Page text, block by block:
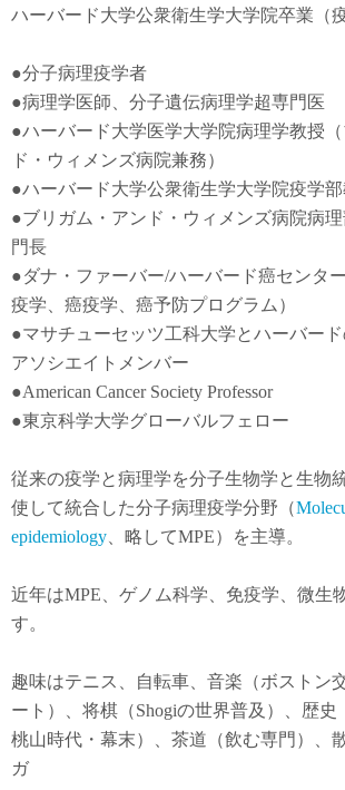
ハーバード大学公衆衛生学大学院卒業（
●分子病理疫学者
●病理学医師、分子遺伝病理学超専門医
●ハーバード大学医学大学院病理学教授
ド・ウィメンズ病院兼務）
●ハーバード大学公衆衛生学大学院疫学
●ブリガム・アンド・ウィメンズ病院病
門長
●ダナ・ファーバー/ハーバード癌センタ
疫学
癌疫学 、癌予防プログラム）
●マサチューセッツ工科大学とハーバー
アソシエイトメンバー
●American Cancer Society Professor
●東京科学大学グローバルフェロー
従来の疫学と病理学を分子生物学と生物
使して統合した分子病理疫学分野（
epidemiology 、略してMPE）を主導。
近年はMPE 、ゲノム科学、免疫学、微生
す。
趣味はテニス、自転車、音楽（ボストン
ート）、将棋（Shogiの世界普及）、歴史
桃山時代・幕末）、茶道（飲む専門）、
ガ